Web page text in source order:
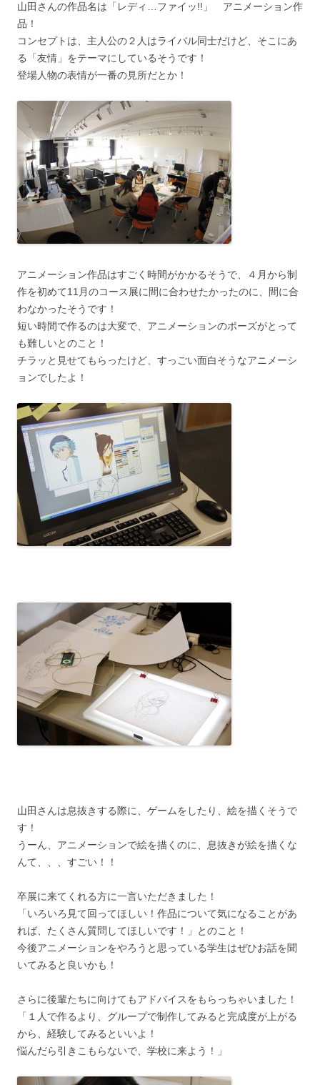
山田さんの作品名は「レディ…ファイッ!!」 アニメーション作
品！
コンセプトは、主人公の２人はライバル同士だけど、そこにあ
る「友情」をテーマにしているそうです！
登場人物の表情が一番の見所だとか！
アニメーション作品はすごく時間がかかるそうで、４月から制
作を初めて11月のコース展に間に合わせたかったのに、間に合
わなかったそうです！
短い時間で作るのは大変で、アニメーションのポーズがとって
も難しいとのこと！
チラッと見せてもらったけど、すっごい面白そうなアニメーシ
ョンでしたよ！
山田さんは息抜きする際に、ゲームをしたり、絵を描くそうで
す！
うーん、アニメーションで絵を描くのに、息抜きが絵を描くな
んて、、、すごい！！
卒展に来てくれる方に一言いただきました！
「いろいろ見て回ってほしい！作品について気になることがあ
れば、たくさん質問してほしいです！」とのこと！
今後アニメーションをやろうと思っている学生はぜひお話を聞
いてみると良いかも！
さらに後輩たちに向けてもアドバイスをもらっちゃいました！
「１人で作るより、グループで制作してみると完成度が上がる
から、経験してみるといいよ！
悩んだら引きこもらないで、学校に来よう！」